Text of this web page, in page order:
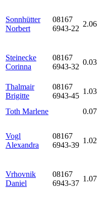
Sonnhütter
Norbert
08167
6943-22
2.06
Steinecke
Corinna
08167
6943-32
0.03
Thalmair
Brigitte
08167
6943-45
1.03
Toth Marlene
0.07
Vogl
Alexandra
08167
6943-39
1.02
Vrhovnik
Daniel
08167
6943-37
1.07